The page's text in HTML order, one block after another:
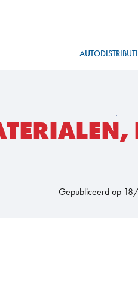
.
Gepubliceerd op